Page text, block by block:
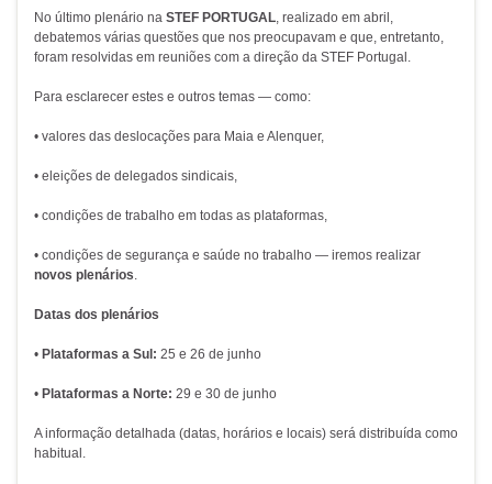
No último plenário na STEF PORTUGAL, realizado em abril,
debatemos várias questões que nos preocupavam e que, entretanto,
foram resolvidas em reuniões com a direção da STEF Portugal.
Para esclarecer estes e outros temas — como:
• valores das deslocações para Maia e Alenquer,
• eleições de delegados sindicais,
• condições de trabalho em todas as plataformas,
• condições de segurança e saúde no trabalho — iremos realizar
novos plenários.
Datas dos plenários
• Plataformas a Sul: 25 e 26 de junho
• Plataformas a Norte: 29 e 30 de junho
A informação detalhada (datas, horários e locais) será distribuída como
habitual.